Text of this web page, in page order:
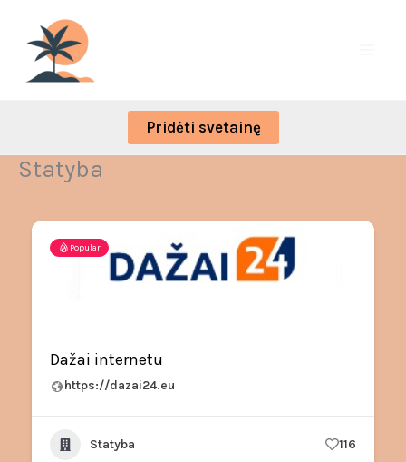
content
Pridėti svetainę
Statyba
Popular
Dažai internetu
https://dazai24.eu
Statyba 116